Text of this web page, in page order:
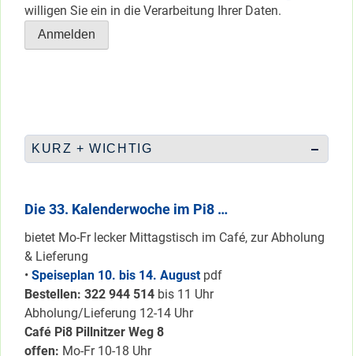
willigen Sie ein in die Verarbeitung Ihrer Daten.
KURZ + WICHTIG
Die 33. Kalenderwoche im Pi8 …
bietet Mo-Fr lecker Mittagstisch im Café, zur Abholung
& Lieferung
• Speiseplan 10. bis 14. August pdf
Bestellen: 322 944 514 bis 11 Uhr
Abholung/Lieferung 12-14 Uhr
Café Pi8 Pillnitzer Weg 8
offen: Mo-Fr 10-18 Uhr